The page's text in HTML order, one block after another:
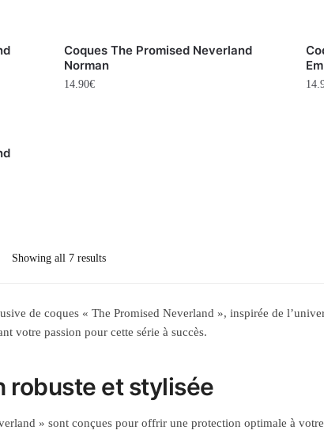
Coques The Promised Neverland
Norman
14.90€
Showing all 7 results
de coques « The Promised Neverland », inspirée de
votre passion pour cette série à succès.
robuste et stylisée
» sont conçues pour offrir une protection optimale à